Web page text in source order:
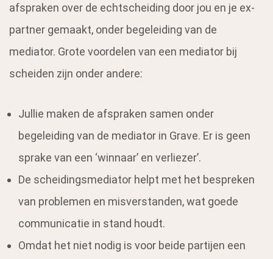
afspraken over de echtscheiding door jou en je ex-
partner gemaakt, onder begeleiding van de
mediator. Grote voordelen van een mediator bij
scheiden zijn onder andere:
Jullie maken de afspraken samen onder
begeleiding van de mediator in Grave. Er is geen
sprake van een ‘winnaar’ en verliezer’.
De scheidingsmediator helpt met het bespreken
van problemen en misverstanden, wat goede
communicatie in stand houdt.
Omdat het niet nodig is voor beide partijen een